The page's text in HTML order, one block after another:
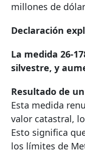
millones de
Declaración
La medida 26-
silvestre, y
Resultado de
Esta medida
valor catastral,
Esto significa
los límites de